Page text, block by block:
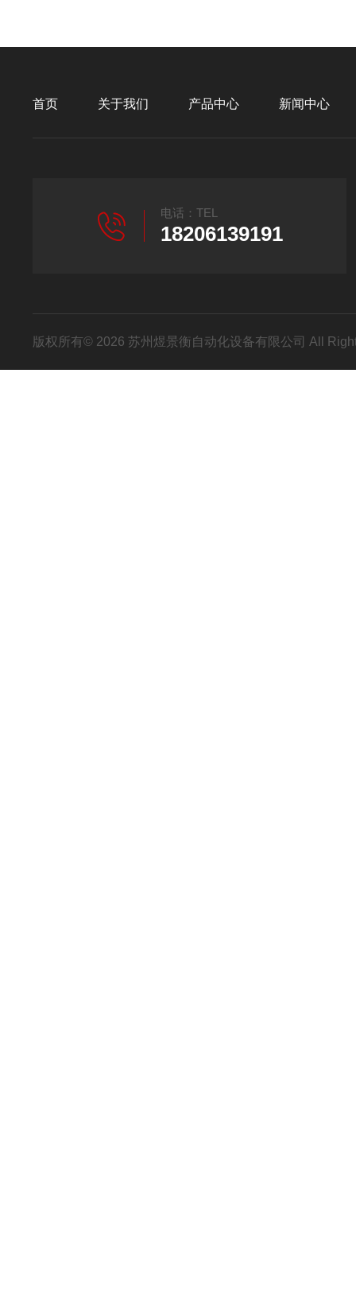
首页 关于我们 产品中心 新闻中心
电话：TEL
18206139191
版权所有© 2026 苏州煜景衡自动化设备有限公司 All